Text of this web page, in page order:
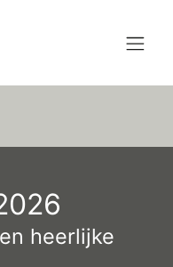
heerlijke